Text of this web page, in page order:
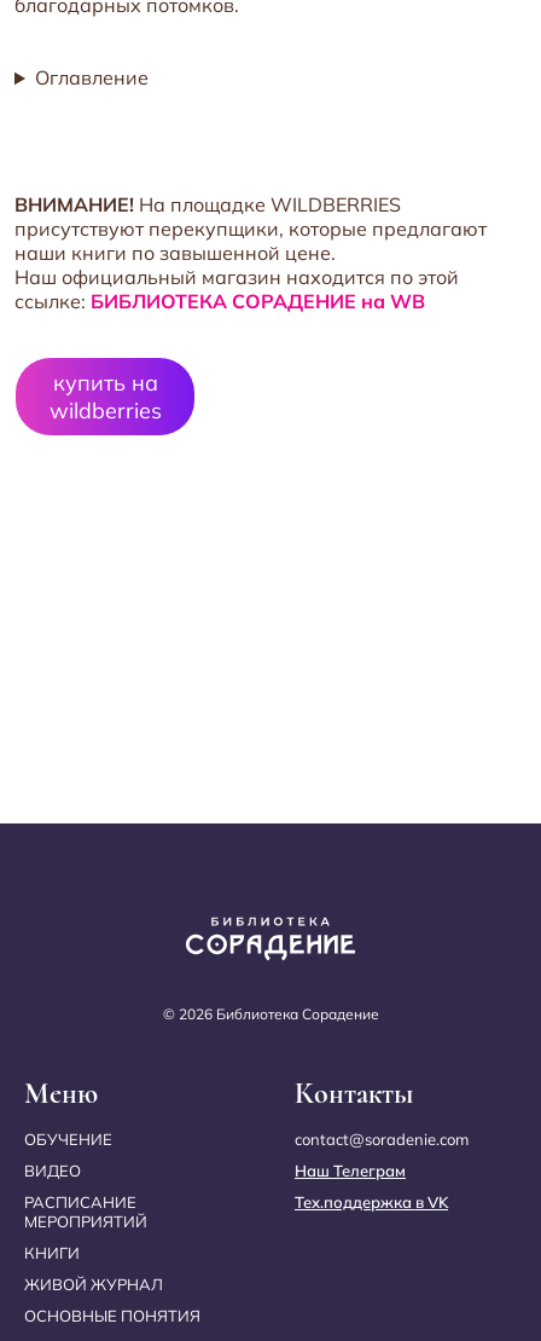
благодарных потомков.
Оглавление
ВНИМАНИЕ! На площадке WILDBERRIES
присутствуют перекупщики, которые предлагают
наши книги по завышенной цене.
Наш официальный магазин находится по этой
ссылке: БИБЛИОТЕКА СОРАДЕНИЕ на WB
купить на
wildberries
© 2026 Библиотека Сорадение
Меню
ОБУЧЕНИЕ
ВИДЕО
РАСПИСАНИЕ
МЕРОПРИЯТИЙ
КНИГИ
ЖИВОЙ ЖУРНАЛ
ОСНОВНЫЕ ПОНЯТИЯ
Контакты
contact@soradenie.com
Наш Телеграм
Тех.поддержка в VK